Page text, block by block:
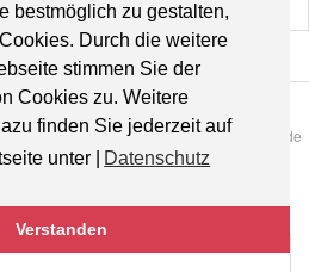
bestmöglich zu gestalten,
Durch die weitere
stimmen Sie der
Cookies zu. Weitere
finden Sie jederzeit auf
unter |
Datenschutz
Verstanden
4 5 6 7 8 9 10 Weiter Ende